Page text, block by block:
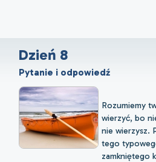
Dzień 8
Pytanie i odpowiedź
Rozumiemy
wierzyć, bo
nie wierzysz.
tego
zamkniętego